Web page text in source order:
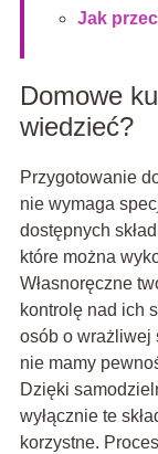
Jak
Domowe
wiedzieć?
Przygotowanie
nie wymaga
dostępnych
które można
Własnoręczne
kontrolę nad ich
osób o wrażliwej
nie mamy
Dzięki
wyłącznie te
korzystne.